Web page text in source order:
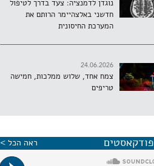
נוגדן לדמנציה: צעד בדרך לטיפול
חדשני באלצהיימר הרותם את
המערכת החיסונית
24.06.2026
צמח אחד, שלוש ממלכות, חמישה
טריפים
פודקאסטים ראה הכל >